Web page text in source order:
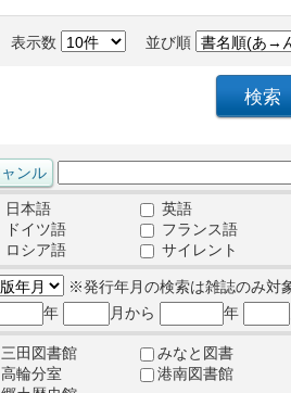
表示数 並び順
日本語
英語
ドイツ語
フランス語
ロシア語
サイレント
※発行年月の検索は雑誌のみ対
年
月から 年
三田図書館
みなと図書
高輪分室
港南図書館